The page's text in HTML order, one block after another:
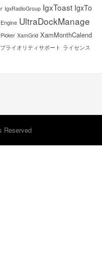
IgxRadioGroup IgxToast IgxTo
UltraDockManage
XamGrid XamMonthCalend
プライオリティサポート ライセンス
Reserved